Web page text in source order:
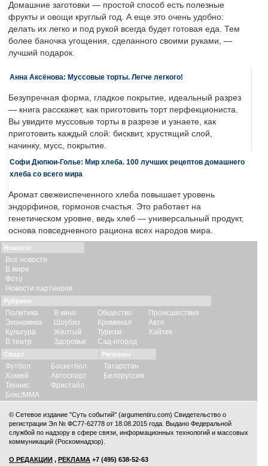
Домашние заготовки — простой способ есть полезные
фрукты и овощи круглый год. А еще это очень удобно:
делать их легко и под рукой всегда будет готовая еда. Тем
более баночка угощения, сделанного своими руками, —
лучший подарок.
Анна Аксёнова: Муссовые торты. Легче легкого!
Безупречная форма, гладкое покрытие, идеальный разрез
— книга расскажет, как приготовить торт перфекциониста.
Вы увидите муссовые торты в разрезе и узнаете, как
приготовить каждый слой: бисквит, хрустящий слой,
начинку, мусс, покрытие.
Софи Дюпюи-Голье: Мир хлеба. 100 лучших рецептов домашнего
хлеба со всего мира
Аромат свежеиспеченного хлеба повышает уровень
эндорфинов, гормонов счастья. Это работает на
генетическом уровне, ведь хлеб — универсальный продукт,
основа повседневного рациона всех народов мира.
Новости
Все новости
В мире
Фото
Новости партнеров
Рубрики
Политика
Экономика
Культура
В театр
В кино
Шоубиз
Желтый
Здоровье
Общество
Криминал
Туризм
Сад-огород
Происшествия
Авто
Хайтек
Спорт
Футбол
Хоккей
Теннис
Бокс/ММА
Баскетбол
Автоспорт
Фристайл
Регионы
Татарстан
Белоруссия
© Сетевое издание "Суть событий" (argumentiru.com) Свидетельство о
регистрации Эл № ФС77-62778 от 18.08.2015 года. Выдано Федеральной
службой по надзору в сфере связи, информационных технологий и массовых
коммуникаций (Роскомнадзор).
О РЕДАКЦИИ , РЕКЛАМА +7 (495) 638-52-63